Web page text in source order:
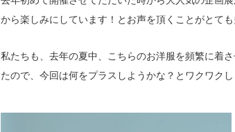
から楽しみにしています！とお声を頂くことがとても
私たちも、去年の夏中、こちらのお洋服を頻繁に着
たので、今回は何をプラスしようかな？とワクワクし